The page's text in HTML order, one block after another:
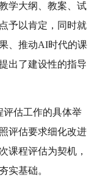
学大纲、教案、试
予以肯定，同时就
、推动AI时代的课
出了建设性的指导
评估工作的具体举
评估要求细化改进
课程评估为契机，
实基础。